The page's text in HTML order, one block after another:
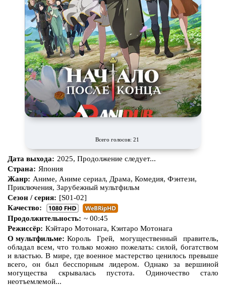
Всего голосов: 21
Дата выхода: 2025, Продолжение следует...
Страна: Япония
Жанр: Аниме, Аниме сериал, Драма, Комедия, Фэнтези,
Приключения, Зарубежный мультфильм
Сезон / серия: [S01-02]
Качество:
Продолжительность: ~ 00:45
Режиссёр: Кэйтаро Мотонага, Кэитаро Мотонага
О мультфильме: Король Грей, могущественный правитель,
обладал всем, что только можно пожелать: силой, богатством
и властью. В мире, где военное мастерство ценилось превыше
всего, он был бесспорным лидером. Однако за вершиной
могущества скрывалась пустота. Одиночество стало
неотъемлемой...